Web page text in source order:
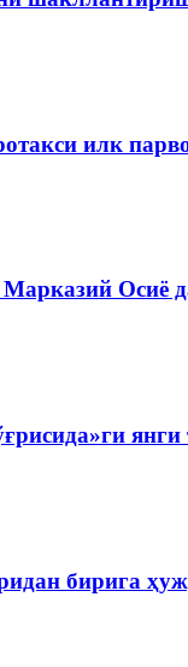
илк
бирига